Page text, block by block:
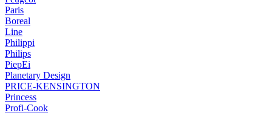
Paris
Boreal
Line
Philippi
Philips
PiepEi
Planetary Design
PRICE-KENSINGTON
Princess
Profi-Cook